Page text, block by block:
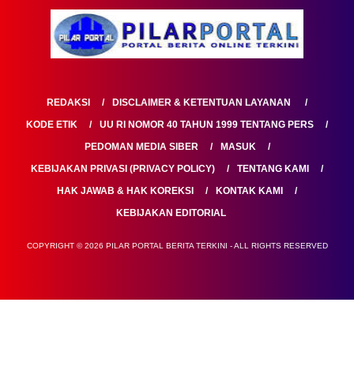
REDAKSI
DISCLAIMER & KETENTUAN LAYANAN
KODE ETIK
UU RI NOMOR 40 TAHUN 1999 TENTANG PERS
PEDOMAN MEDIA SIBER
MASUK
KEBIJAKAN PRIVASI (PRIVACY POLICY)
TENTANG KAMI
HAK JAWAB & HAK KOREKSI
KONTAK KAMI
KEBIJAKAN EDITORIAL
COPYRIGHT © 2026 PILAR PORTAL BERITA TERKINI - ALL RIGHTS RESERVED